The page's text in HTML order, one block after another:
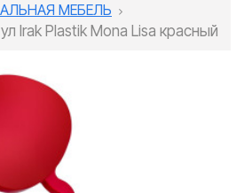
МЕБЕЛЬ
Irak Plastik Mona Lisa красный